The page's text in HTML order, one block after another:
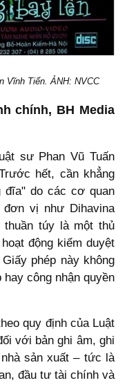
Vĩnh Tiến. ẢNH: NVCC
chính, BH Media
sư Phan Vũ Tuấn
hết, cần khẳng
đĩa" do các cơ quan
vị như Dihavina
túy là một thủ
động kiểm duyệt
phép này không
công nhận quyền
quy định của Luật
với bản ghi âm, ghi
sản xuất – tức là
đầu tư tài chính và